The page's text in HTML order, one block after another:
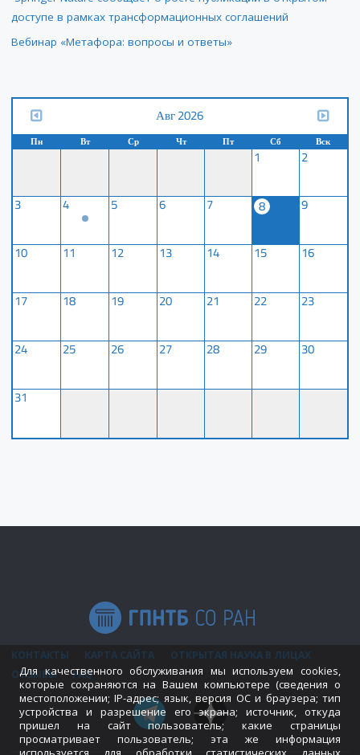
доступе в рамках трансформационных соглашений
Вебинар «Метафора: вопросы и ответы»
Авг 2026
Пн Вт Ср Чт Пт Сб Вск
1 2
3 4 5 6 7 8 9
10 11 12 13 14 15 16
17 18 19 20 21 22 23
24 25 26 27 28 29 30
31
КОНТАКТЫ КАРТА САЙТА
ОТКРЫТАЯ НАУКА В ЛИЦАХ
ОТЗЫВЫ
FAQ
Для качественного обслуживания мы используем cookies,
которые сохраняются на Вашем компьютере (сведения о
местоположении; IP-адрес; язык, версия ОС и браузера; тип
устройства и разрешение его экрана; источник, откуда
пришел на сайт пользователь; какие страницы
просматривает пользователь; эта же информация